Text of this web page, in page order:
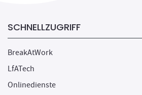
SCHNELLZUGRIFF
BreakAtWork
LfATech
Onlinedienste